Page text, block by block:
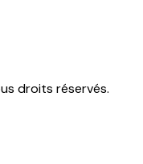
droits réservés.